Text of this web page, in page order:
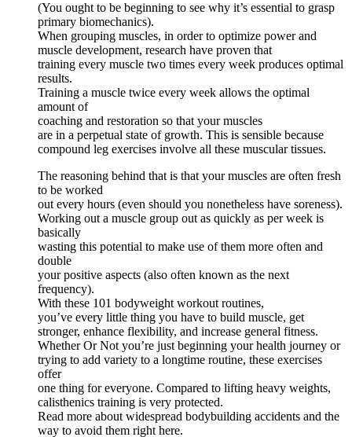
(You ought to be beginning to see why it’s essential to grasp
primary biomechanics).
When grouping muscles, in order to optimize power and
muscle development, research have proven that
training every muscle two times every week produces optimal
results.
Training a muscle twice every week allows the optimal
amount of
coaching and restoration so that your muscles
are in a perpetual state of growth. This is sensible because
compound leg exercises involve all these muscular tissues.
The reasoning behind that is that your muscles are often fresh
to be worked
out every hours (even should you nonetheless have soreness).
Working out a muscle group out as quickly as per week is
basically
wasting this potential to make use of them more often and
double
your positive aspects (also often known as the next
frequency).
With these 101 bodyweight workout routines,
you’ve every little thing you have to build muscle, get
stronger, enhance flexibility, and increase general fitness.
Whether Or Not you’re just beginning your health journey or
trying to add variety to a longtime routine, these exercises
offer
one thing for everyone. Compared to lifting heavy weights,
calisthenics training is very protected.
Read more about widespread bodybuilding accidents and the
way to avoid them right here.